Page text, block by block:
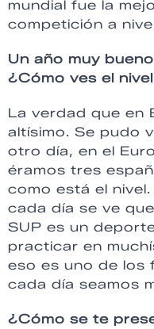
mundial fue la
competición a
Un año muy
¿Cómo ves el
La verdad que en
altísimo. Se pudo
otro día, en el
éramos tres
como está el
cada día se ve
SUP es un
practicar en
eso es uno de los
cada día seamos
¿Cómo se te